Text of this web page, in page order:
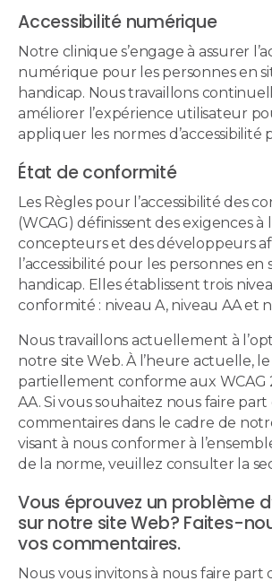
Accessibilité numérique
Notre clinique s’engage à assurer
numérique pour les personnes en
handicap. Nous travaillons
améliorer l’expérience utilisateur
appliquer les normes d’accessibilité
État de conformité
Les Règles pour l’accessibilité des
(WCAG) définissent des exigences à
concepteurs et des développeurs
l’accessibilité pour les personnes en
handicap. Elles établissent trois
conformité : niveau A, niveau AA et
Nous travaillons actuellement à
notre site Web. À l’heure actuelle, le
partiellement conforme aux WCAG
AA. Si vous souhaitez nous faire part
commentaires dans le cadre de
visant à nous conformer à
de la norme, veuillez consulter la
Vous éprouvez un problème
sur notre site Web? Faites-
vos commentaires.
Nous vous invitons à nous faire part